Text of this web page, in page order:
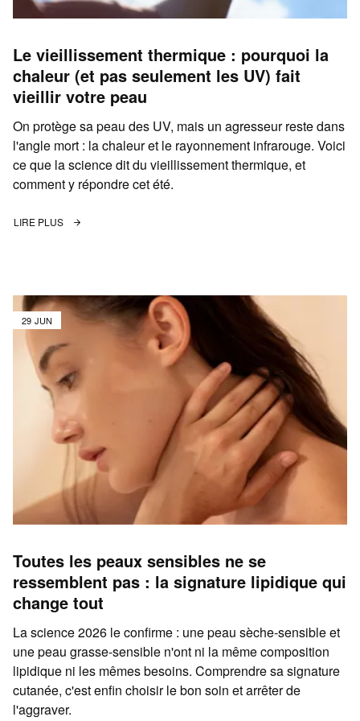
Le vieillissement thermique : pourquoi la
chaleur (et pas seulement les UV) fait
vieillir votre peau
On protège sa peau des UV, mais un agresseur reste dans
l'angle mort : la chaleur et le rayonnement infrarouge. Voici
ce que la science dit du vieillissement thermique, et
comment y répondre cet été.
LIRE PLUS
29 JUN
Toutes les peaux sensibles ne se
ressemblent pas : la signature lipidique qui
change tout
La science 2026 le confirme : une peau sèche-sensible et
une peau grasse-sensible n'ont ni la même composition
lipidique ni les mêmes besoins. Comprendre sa signature
cutanée, c'est enfin choisir le bon soin et arrêter de
l'aggraver.